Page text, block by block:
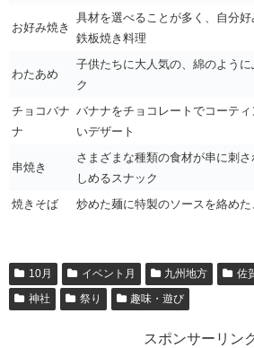
お好み焼き
具材を選べることが多く、自分
鉄板焼き料理
わたあめ
子供たちに大人気の、綿のよう
ク
チョコバナ
ナ
バナナをチョコレートでコーテ
いデザート
串焼き
さまざまな種類の食材が串に刺
しめるスナック
焼きそば
炒めた麺に特製のソースを絡め
10月 イベント月 九州地方 佐
神社
祭り 趣味・遊び
スポンサーリン